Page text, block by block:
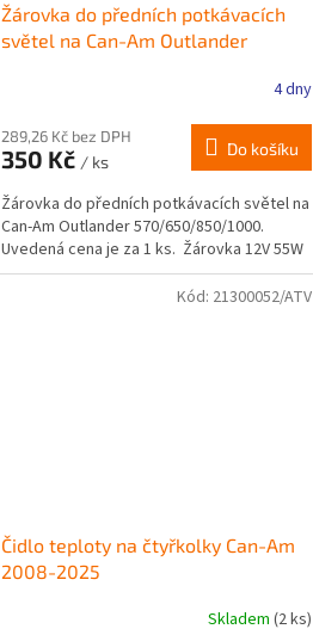
Žárovka do předních potkávacích
světel na Can-Am Outlander
4 dny
289,26 Kč bez DPH
350 Kč / ks
Do košíku
Žárovka do předních potkávacích světel na
Can-Am Outlander 570/650/850/1000.
Uvedená cena je za 1 ks. Žárovka 12V 55W
Čidlo teploty na čtyřkolky Can-Am
2008-2025
Skladem (2 ks)
Kód: 21300052/ATV